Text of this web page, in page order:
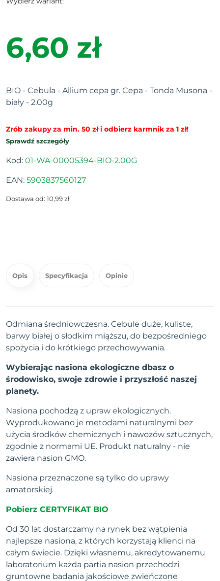
6,60 zł
BIO - Cebula - Allium cepa gr. Cepa - Tonda Musona -
biały - 2.00g
Zrób zakupy za min. 50 zł i odbierz karmnik za 1 zł!
Sprawdź szczegóły
Kod: 01-WA-00005394-BIO-2.00G
EAN: 5903837560127
Dostawa od: 10,99 zł
Opis Specyfikacja Opinie
Odmiana średniowczesna. Cebule duże, kuliste,
barwy białej o słodkim miąższu, do bezpośredniego
spożycia i do krótkiego przechowywania.
Wybierając nasiona ekologiczne dbasz o
środowisko, swoje zdrowie i przyszłość naszej
planety.
Nasiona pochodzą z upraw ekologicznych.
Wyprodukowano je metodami naturalnymi bez
użycia środków chemicznych i nawozów sztucznych,
zgodnie z normami UE. Produkt naturalny - nie
zawiera nasion GMO.
Nasiona przeznaczone są tylko do uprawy
amatorskiej.
Pobierz CERTYFIKAT BIO
Od 30 lat dostarczamy na rynek bez wątpienia
najlepsze nasiona, z których korzystają klienci na
całym świecie. Dzięki własnemu, akredytowanemu
laboratorium każda partia nasion przechodzi
gruntowne badania jakościowe zwieńczone